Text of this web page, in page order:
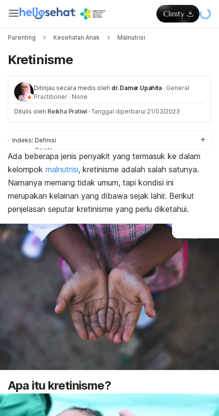
Parenting Kesehatan Anak Malnutrisi
Kretinisme
Ditinjau secara medis oleh dr. Damar Upahita · General
Practitioner · None
Ditulis oleh Reikha Pratiwi · Tanggal diperbarui 21/03/2023
Indeks: Definisi
Gejala
Penyebab
Komplikasi
Diagnosis
Pengobatan
Pencegahan
Ada beberapa jenis penyakit yang termasuk ke dalam
kelompok malnutrisi, kretinisme adalah salah satunya.
Namanya memang tidak umum, tapi kondisi ini
merupakan kelainan yang dibawa sejak lahir. Berikut
penjelasan seputar kretinisme yang perlu diketahui.
Apa itu kretinisme?